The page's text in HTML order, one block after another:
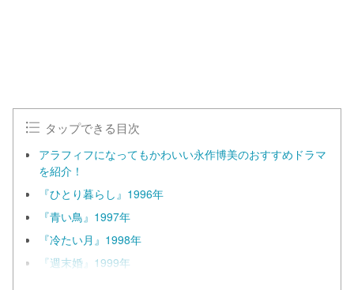
タップできる目次
アラフィフになってもかわいい永作博美のおすすめドラマ
を紹介！
『ひとり暮らし』1996年
『青い鳥』1997年
『冷たい月』1998年
『週末婚』1999年